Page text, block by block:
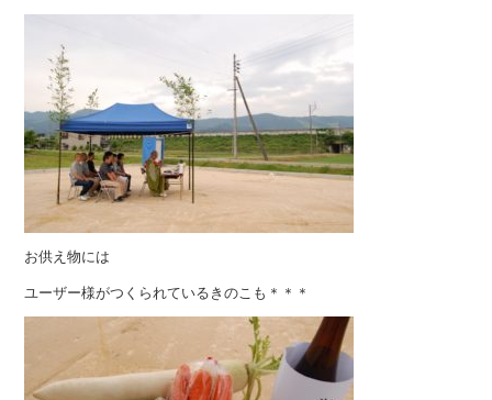
お供え物には
ユーザー様がつくられているきのこも＊＊＊